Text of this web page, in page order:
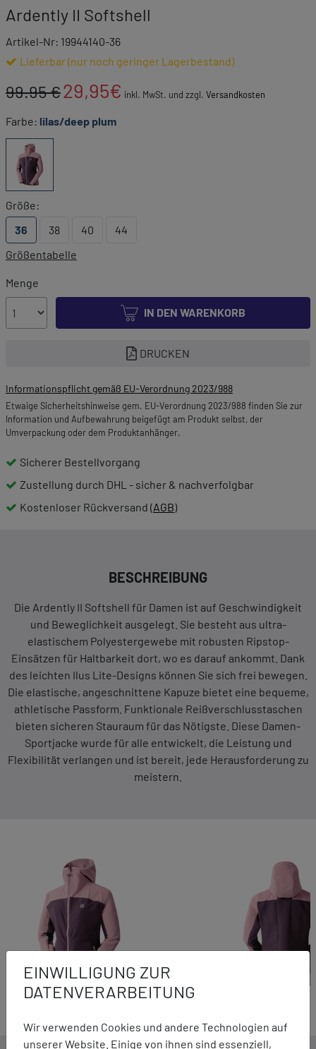
EINWILLIGUNG ZUR
DATENVERARBEITUNG
Wir verwenden Cookies und andere Technologien auf
unserer Website. Einige von ihnen sind essenziell,
Ardently II Softshell
Artikel-Nr: 19944140-36
Lieferbar (nur noch geringer Lagerbestand)
99.95 €29,95€ inkl. MwSt. und zzgl. Versandkosten
Farbe: lilas/deep plum
Größe:
36
38 40
44
Größentabelle
Menge
IN DEN WARENKORB
DRUCKEN
Informationspflicht gemäß EU-Verordnung 2023/988
Etwaige Sicherheitshinweise gem. EU-Verordnung 2023/988 finden Sie zur
Information und Aufbewahrung beigefügt am Produkt selbst, der
Umverpackung oder dem Produktanhänger.
Sicherer Bestellvorgang
Zustellung durch DHL - sicher & nachverfolgbar
Kostenloser Rückversand (AGB)
BESCHREIBUNG
Die Ardently II Softshell für Damen ist auf Geschwindigkeit
und Beweglichkeit ausgelegt. Sie besteht aus ultra-
elastischem Polyestergewebe mit robusten Ripstop-
Einsätzen für Haltbarkeit dort, wo es darauf ankommt. Dank
des leichten Ilus Lite-Designs können Sie sich frei bewegen.
Die elastische, angeschnittene Kapuze bietet eine bequeme,
athletische Passform. Funktionale Reißverschlusstaschen
bieten sicheren Stauraum für das Nötigste. Diese Damen-
Sportjacke wurde für alle entwickelt, die Leistung und
Flexibilität verlangen und ist bereit, jede Herausforderung zu
meistern.